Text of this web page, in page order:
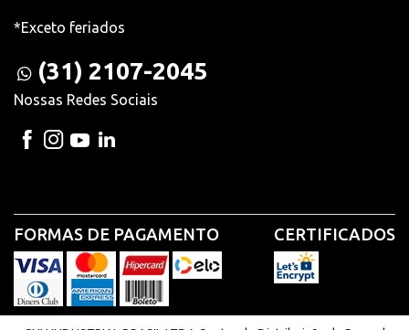
*Exceto feriados
(31) 2107-2045
Nossas Redes Sociais
FORMAS DE PAGAMENTO CERTIFICADOS